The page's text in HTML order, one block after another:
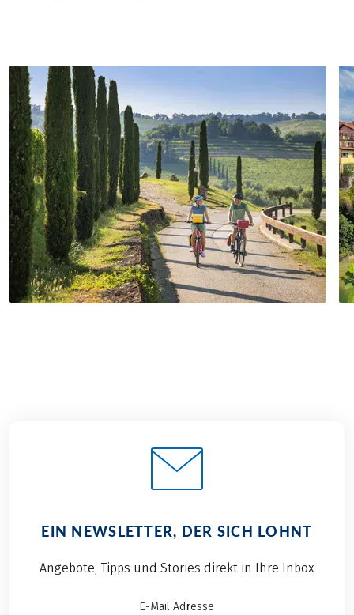
EIN NEWSLETTER, DER SICH LOHNT
Angebote, Tipps und Stories direkt in Ihre Inbox
E-Mail Adresse